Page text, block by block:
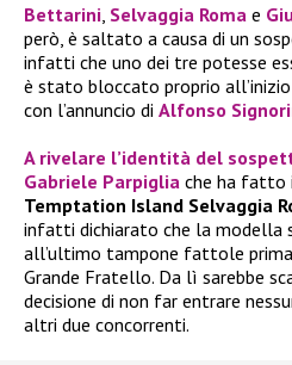
Bettarini, Selvaggia Roma e
però, è saltato a causa di un
infatti che uno dei tre potesse
è stato bloccato proprio
con l’annuncio di Alfonso
A rivelare l’identità del
Gabriele Parpiglia che ha fatto
Temptation Island Selvaggia
infatti dichiarato che la modella
all’ultimo tampone fattole
Grande Fratello. Da lì sarebbe
decisione di non far entrare
altri due concorrenti.